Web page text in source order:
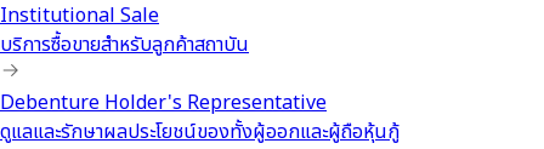
Institutional Sale
บริการซื้อขายสำหรับลูกค้าสถาบัน
Debenture Holder's Representative
ดูแลและรักษาผลประโยชน์ของทั้งผู้ออกและผู้ถือหุ้นกู้